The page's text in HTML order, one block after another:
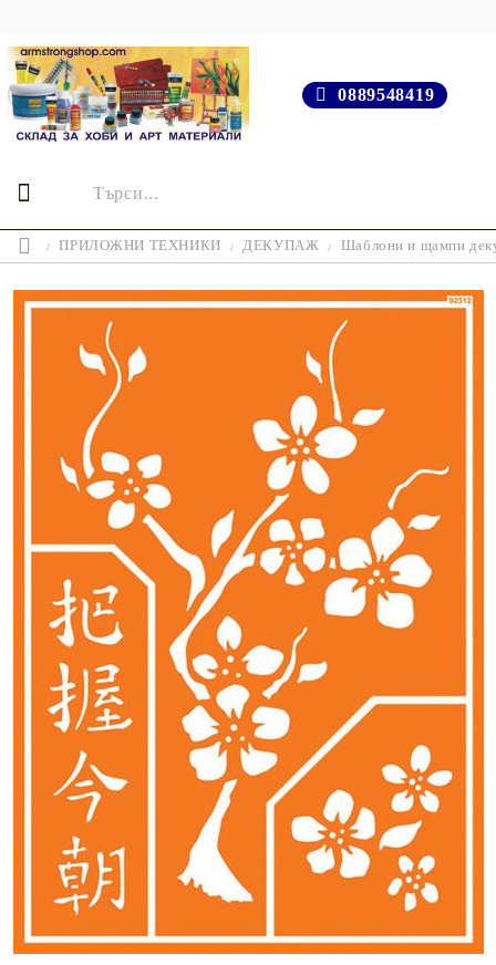
0889548419
ПРИЛОЖНИ ТЕХНИКИ ДЕКУПАЖ Шаблони и щампи